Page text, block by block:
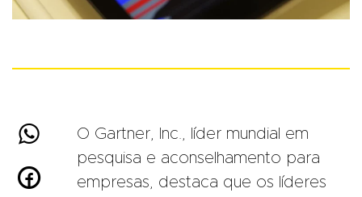


O Gartner, Inc., líder mundial em
pesquisa e aconselhamento para
empresas, destaca que os líderes